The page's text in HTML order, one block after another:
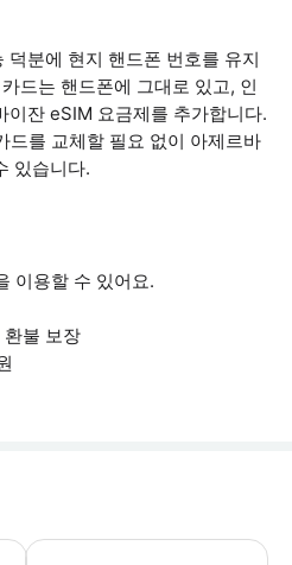
분에 현지 핸드폰 번호를 유지
드는 핸드폰에 그대로 있고, 인
이잔 eSIM 요금제를 추가합니다.
드를 교체할 필요 없이 아제르바
있습니다.
이용할 수 있어요.
불 보장
- 사용 유의사항 * 연결 문제가 발생